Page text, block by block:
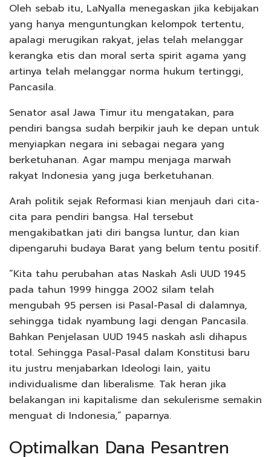
Oleh sebab itu, LaNyalla menegaskan jika kebijakan
yang hanya menguntungkan kelompok tertentu,
apalagi merugikan rakyat, jelas telah melanggar
kerangka etis dan moral serta spirit agama yang
artinya telah melanggar norma hukum tertinggi,
Pancasila.
Senator asal Jawa Timur itu mengatakan, para
pendiri bangsa sudah berpikir jauh ke depan untuk
menyiapkan negara ini sebagai negara yang
berketuhanan. Agar mampu menjaga marwah
rakyat Indonesia yang juga berketuhanan.
Arah politik sejak Reformasi kian menjauh dari cita-
cita para pendiri bangsa. Hal tersebut
mengakibatkan jati diri bangsa luntur, dan kian
dipengaruhi budaya Barat yang belum tentu positif.
“Kita tahu perubahan atas Naskah Asli UUD 1945
pada tahun 1999 hingga 2002 silam telah
mengubah 95 persen isi Pasal-Pasal di dalamnya,
sehingga tidak nyambung lagi dengan Pancasila.
Bahkan Penjelasan UUD 1945 naskah asli dihapus
total. Sehingga Pasal-Pasal dalam Konstitusi baru
itu justru menjabarkan Ideologi lain, yaitu
individualisme dan liberalisme. Tak heran jika
belakangan ini kapitalisme dan sekulerisme semakin
menguat di Indonesia,” paparnya.
Optimalkan Dana Pesantren